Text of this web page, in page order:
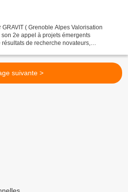
( Grenoble Alpes Valorisation
2e appel à projets émergents
de recherche novateurs,
suivante >